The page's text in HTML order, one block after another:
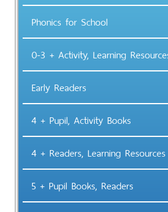
Phonics for School
0-3 + Activity, Learning
Early Readers
4 + Pupil, Activity Books
4 + Readers, Learning Resources
5 + Pupil Books, Readers